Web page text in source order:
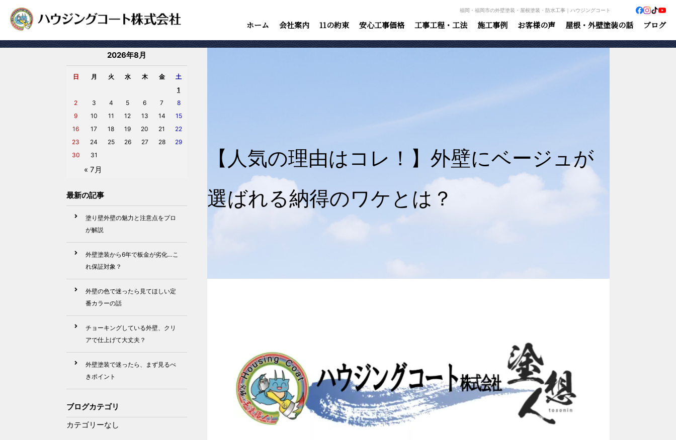
福岡・福岡市の外壁塗装・屋根塗装・防水工事｜ハウジングコート
ホーム 会社案内 11の約束 安心工事価格 工事工程・工法 施工事例 お客様の声 屋根・外壁塗装の話 ブログ
【人気の理由はコレ！】外壁にベージュが
選ばれる納得のワケとは？
2026年8月
日 月 火 水 木 金 土
« 7月
1
2
3 4 5 6 7
8
9
10 11 12 13 14
15
16
17 18 19 20 21
22
23
24 25 26 27 28
29
30
31
最新の記事
塗り壁外壁の魅力と注意点をプロ
が解説
外壁塗装から6年で板金が劣化…こ
れ保証対象？
外壁の色で迷ったら見てほしい定
番カラーの話
チョーキングしている外壁、クリ
アで仕上げて大丈夫？
外壁塗装で迷ったら、まず見るべ
きポイント
ブログカテゴリ
カテゴリーなし